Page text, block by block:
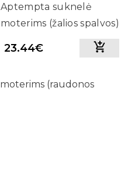
Aptempta suknelė
moterims (žalios spalvos)
23.44€
(raudonos